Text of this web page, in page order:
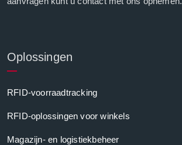
Oplossingen
RFID-voorraadtracking
RFID-oplossingen voor winkels
Magazijn- en logistiekbeheer